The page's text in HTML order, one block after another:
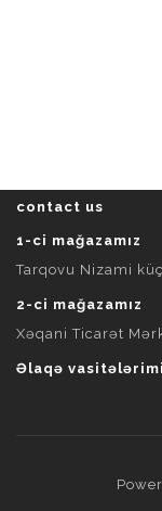
contact us
1-ci mağazamız
Tarqovu Nizami
2-ci mağazamız
Xəqani Ticarət
Əlaqə